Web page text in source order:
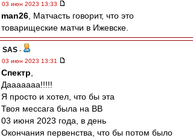
03 июн 2023 13:33
man26 , Матчасть говорит, что это
товарищеские матчи в Ижевске.
SAS -
03 июн 2023 13:31
Спектр
Дааааааа!!!!!
Я просто и хотел, что бы эта
Твоя мессага была на ВВ
03 июня 2023 года, в день
Окончания первенства, что бы потом было